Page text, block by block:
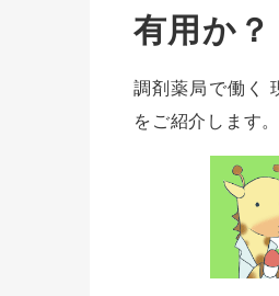
有用か？
調剤薬局で働く
をご紹介します。